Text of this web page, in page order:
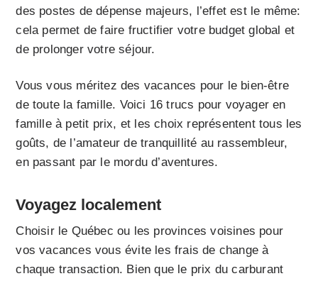
des postes de dépense majeurs, l’effet est le même:
cela permet de faire fructifier votre budget global et
de prolonger votre séjour.
Vous vous méritez des vacances pour le bien-être
de toute la famille. Voici 16 trucs pour voyager en
famille à petit prix, et les choix représentent tous les
goûts, de l’amateur de tranquillité au rassembleur,
en passant par le mordu d’aventures.
Voyagez localement
Choisir le Québec ou les provinces voisines pour
vos vacances vous évite les frais de change à
chaque transaction. Bien que le prix du carburant